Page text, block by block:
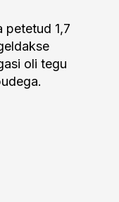
petetud 1,7
oli tegu